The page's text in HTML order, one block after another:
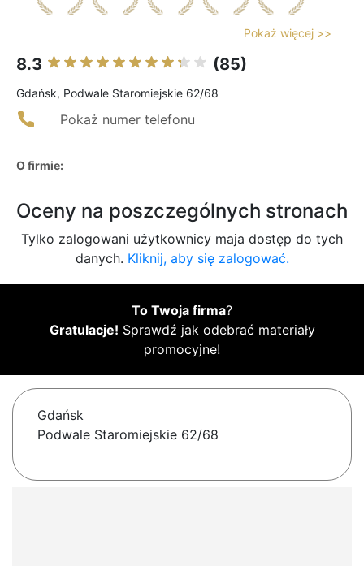
Pokaż więcej >>
8.3 (85)
Gdańsk, Podwale Staromiejskie 62/68
Pokaż numer telefonu
O firmie:
Oceny na poszczególnych stronach
Tylko zalogowani użytkownicy maja dostęp do tych
danych. Kliknij, aby się zalogować.
To Twoja firma?
Gratulacje! Sprawdź jak odebrać materiały
promocyjne!
Gdańsk
Podwale Staromiejskie 62/68